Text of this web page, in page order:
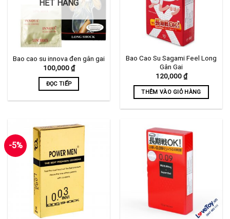
Các
chọn
có
thể
được
chọn
trên
trang
sản
HẾT HÀNG
Bao cao su innova đen gân gai
100,000₫
ĐỌC TIẾP
Bao Cao Su Sagami Feel Long
Gân Gai
120,000₫
THÊM VÀO GIỎ HÀNG
-5%